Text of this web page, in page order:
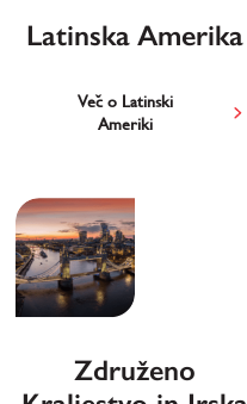
Latinska Amerika
Več o Latinski
Ameriki
Združeno